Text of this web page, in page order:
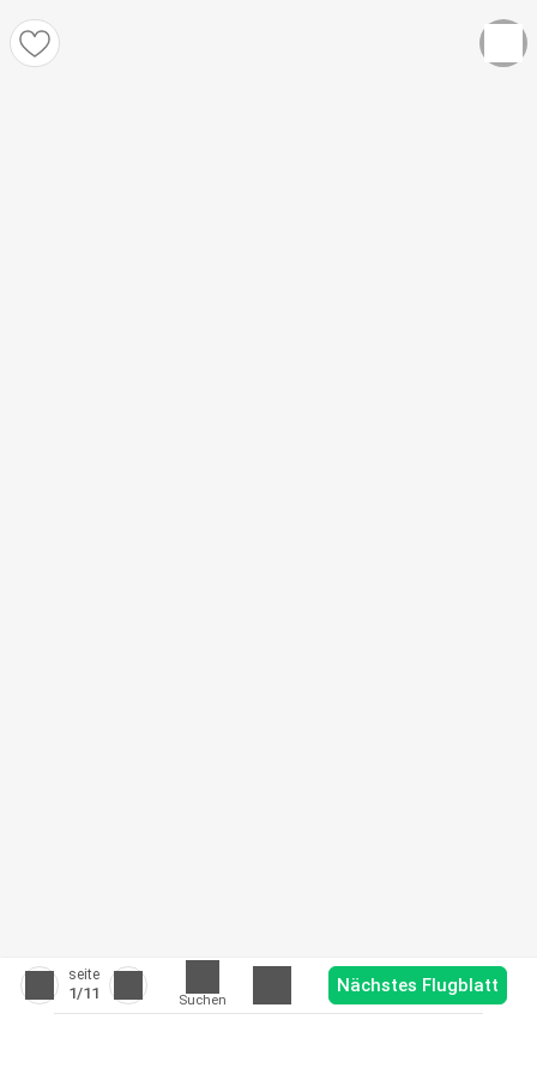
seite
1/11 Suchen
Nächstes Flugblatt